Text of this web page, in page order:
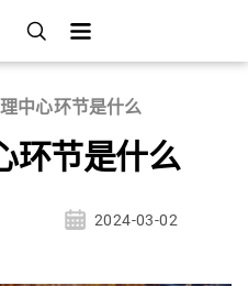
中心环节是什么
环节是什么
2024-03-02